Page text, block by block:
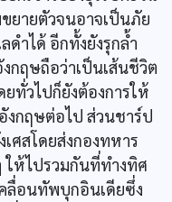
ยายตัวจนอาจเป็นภัย
ำได้ อีกทั้งยังรุกลํ้า
งกฤษถือว่าเป็นเส้นชีวิต
ทั่วไปก็ยังต้องการให้
งกฤษต่อไป ส่วนชาร์ป
ศสโดยส่งกองทหาร
ให้ไปรวมกันที่ทำงทิศ
คลื่อนทัพบุกอินเดียซึ่ง